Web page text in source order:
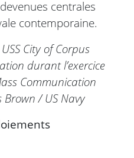
centrales
contemporaine.
City of Corpus
durant l’exercice
Communication
Brown / US Navy